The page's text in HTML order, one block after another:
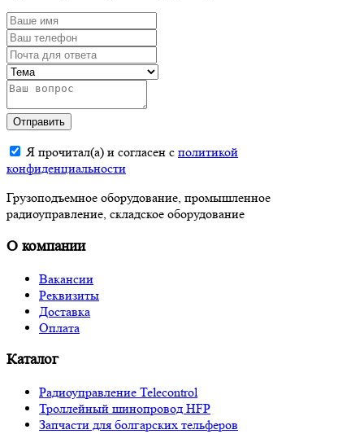
Отправить
Я прочитал(а) и согласен с политикой
конфиденциальности
Грузоподъемное оборудование, промышленное
радиоуправление, складское оборудование
О компании
Вакансии
Реквизиты
Доставка
Оплата
Каталог
Радиоуправление Telecontrol
Троллейный шинопровод HFP
Запчасти для болгарских тельферов